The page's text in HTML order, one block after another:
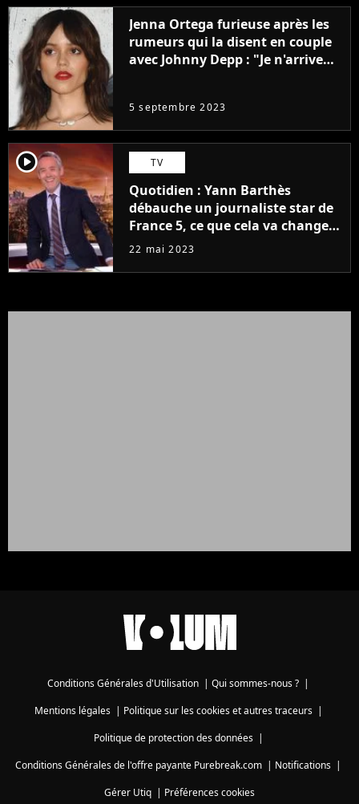
Jenna Ortega furieuse après les
rumeurs qui la disent en couple
avec Johnny Depp : "Je n'arrive
5 septembre 2023
player2 TV
Quotidien : Yann Barthès
débauche un journaliste star de
France 5, ce que cela va changer
à la rentrée
22 mai 2023
Conditions Générales d'Utilisation Qui sommes-nous ?
Mentions légales| Politique sur les cookies et autres traceurs|
Politique de protection des données|
Conditions Générales de l'offre payante Purebreak.com
Notifications
Gérer Utiq
Préférences cookies